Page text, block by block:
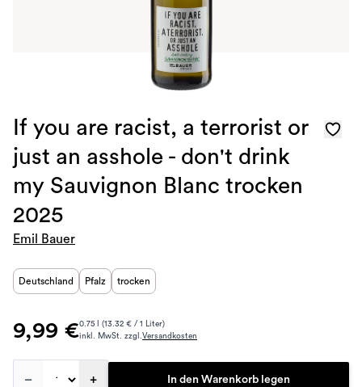
If you are racist, a terrorist or
just an asshole - don't drink
my Sauvignon Blanc trocken
2025
Emil Bauer
Deutschland Pfalz trocken
9,99 €0.75 l (13.32 € / 1 Liter)
inkl. MwSt. zzgl.Versandkosten
– + In den Warenkorb legen